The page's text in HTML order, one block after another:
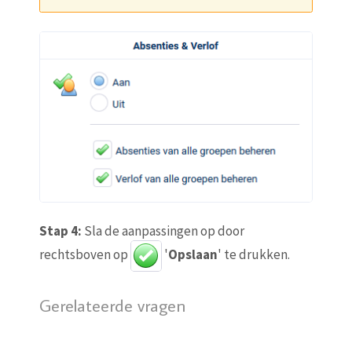
Stap 4: Sla de aanpassingen op door
rechtsboven op
'Opslaan' te drukken.
Gerelateerde vragen